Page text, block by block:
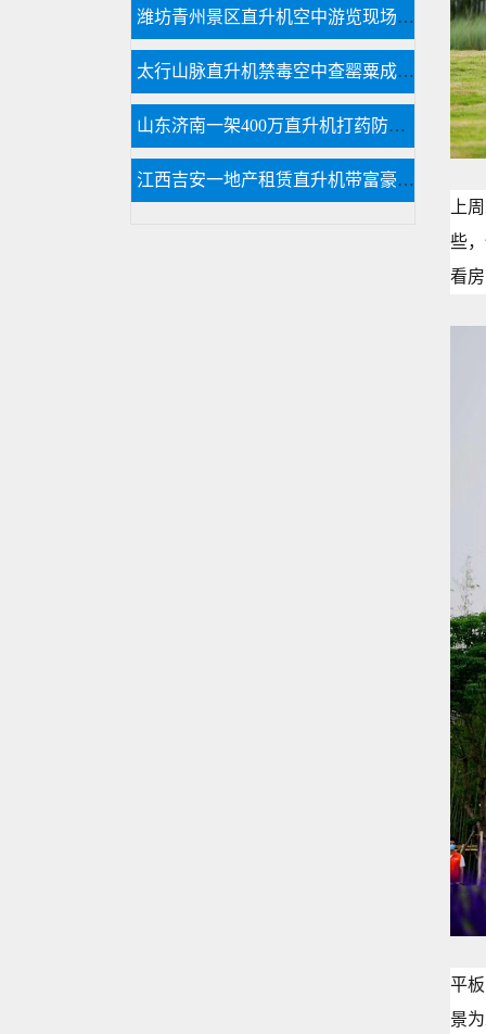
上
些
看
平
景
潍坊青州景区直升机空中游览现场人山人海
太行山脉直升机禁毒空中查罂粟成新手段
山东济南一架400万直升机打药防治春尺蠖
江西吉安一地产租赁直升机带富豪空中看别墅